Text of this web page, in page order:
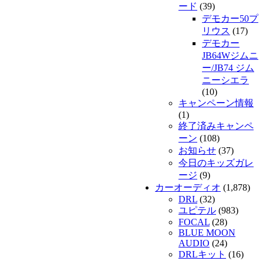
ード (39)
デモカー50プ
リウス (17)
デモカー
JB64Wジムニ
ー/JB74 ジム
ニーシエラ
(10)
キャンペーン情報
(1)
終了済みキャンペ
ーン (108)
お知らせ (37)
今日のキッズガレ
ージ (9)
カーオーディオ (1,878)
DRL (32)
ユピテル (983)
FOCAL (28)
BLUE MOON
AUDIO (24)
DRLキット (16)